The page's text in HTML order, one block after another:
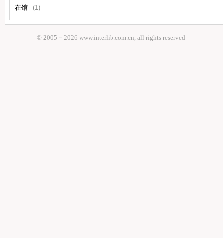
在馆
(1)
© 2005－ 2026 www.interlib.com.cn, all rights reserved